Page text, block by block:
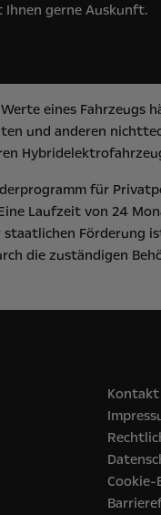
Ihnen gerne Auskunft.
eines
und anderen
für
Laufzeit von 24
staatlichen
die zuständigen
Kontakt